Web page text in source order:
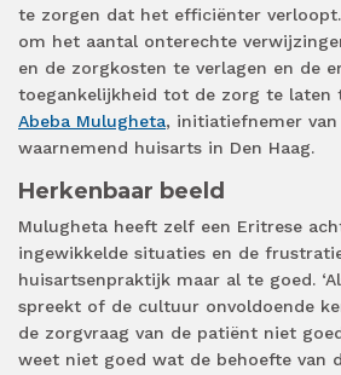
te zorgen dat het efficiënter
om het aantal onterechte
en de zorgkosten te verlagen en de
toegankelijkheid tot de zorg te laten
Abeba Mulugheta, initiatiefnemer van
waarnemend huisarts in Den Haag.
Herkenbaar beeld
Mulugheta heeft zelf een Eritrese
ingewikkelde situaties en de
huisartsenpraktijk maar al te goed.
spreekt of de cultuur onvoldoende
de zorgvraag van de patiënt niet
weet niet goed wat de behoefte van